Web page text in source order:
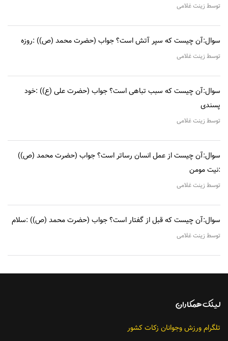
توسط زینت غلامی
سوال:آن چیست که سپر آتش است؟ جواب (حضرت محمد (ص)) :روزه
توسط زینت غلامی
سوال:آن چیست که سبب تباهی است؟ جواب (حضرت علی (ع)) :خود
پسندی
توسط زینت غلامی
سوال:آن چیست از عمل انسان رساتر است؟ جواب (حضرت محمد (ص))
:نیت مومن
توسط زینت غلامی
سوال:آن چیست که قبل از گفتار است؟ جواب (حضرت محمد (ص)) :سلام
توسط زینت غلامی
لينك همکاران
تلگرام ورزش وجوانان زکات کشور